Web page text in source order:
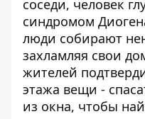
соседи, человек
синдромом
люди собирают
захламляя свои
жителей
этажа вещи -
из окна, чтобы